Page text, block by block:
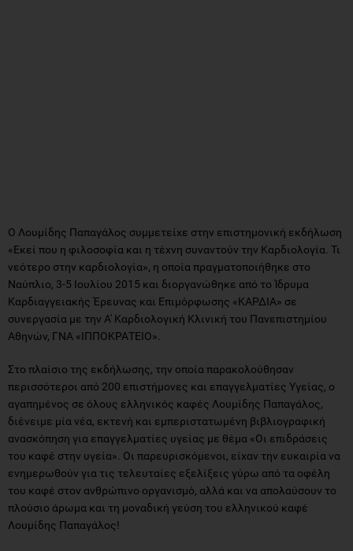
Ο Λουμίδης Παπαγάλος συμμετείχε στην επιστημονική εκδήλωση
«Εκεί που η φιλοσοφία και η τέχνη συναντούν την Καρδιολογία. Τι
νεότερο στην καρδιολογία», η οποία πραγματοποιήθηκε στο
Ναύπλιο, 3-5 Ιουλίου 2015 και διοργανώθηκε από το Ίδρυμα
Καρδιαγγειακής Έρευνας και Επιμόρφωσης «ΚΑΡΔΙΑ» σε
συνεργασία με την Α' Καρδιολογική Κλινική του Πανεπιστημίου
Αθηνών, ΓΝΑ «ΙΠΠΟΚΡΑΤΕΙΟ».
Στο πλαίσιο της εκδήλωσης, την οποία παρακολούθησαν
περισσότεροι από 200 επιστήμονες και επαγγελματίες Υγείας, ο
αγαπημένος σε όλους ελληνικός καφές Λουμίδης Παπαγάλος,
διένειμε μία νέα, εκτενή και εμπεριστατωμένη βιβλιογραφική
ανασκόπηση για επαγγελματίες υγείας με θέμα «Οι επιδράσεις
του καφέ στην υγεία». Οι παρευρισκόμενοι, είχαν την ευκαιρία να
ενημερωθούν για τις τελευταίες εξελίξεις γύρω από τα οφέλη
του καφέ στον ανθρώπινο οργανισμό, αλλά και να απολαύσουν το
πλούσιο άρωμα και τη μοναδική γεύση του ελληνικού καφέ
Λουμίδης Παπαγάλος!